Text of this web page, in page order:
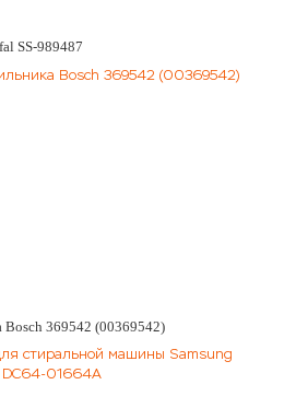
SS-989487
Bosch 369542 (00369542)